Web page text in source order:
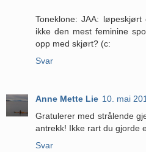
Toneklone: JAA:
ikke den mest feminine
opp med skjørt? (c:
Svar
Anne Mette Lie 10. mai
Gratulerer med strålende
antrekk! Ikke rart du gjorde
Svar